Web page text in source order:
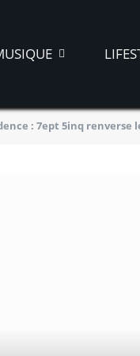
: 7ept 5inq renverse